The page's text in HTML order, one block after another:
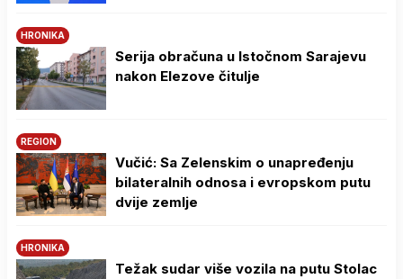
HRONIKA
Serija obračuna u Istočnom Sarajevu
nakon Elezove čitulje
REGION
Vučić: Sa Zelenskim o unapređenju
bilateralnih odnosa i evropskom putu
dvije zemlje
HRONIKA
Težak sudar više vozila na putu Stolac